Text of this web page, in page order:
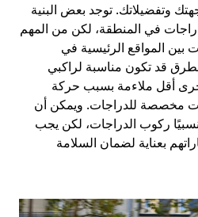
وتفضيلاتك. توجد بعض البنية
في المنطقة، لكن من المهم
بين المواقع الرئيسية في
قد تكون مناسبة لراكبي
أقل ملاءمة بسبب حركة
مخصصة للدراجات. ويمكن أن
ركوب الدراجات، لكن يجب
بعناية لضمان السلامة